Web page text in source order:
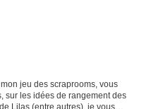
jeu des scraprooms, vous
sur les idées de rangement des
Lilas (entre autres), je vous